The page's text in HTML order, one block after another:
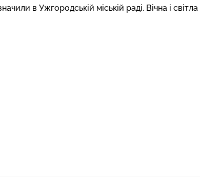
в Ужгородській міській раді. Вічна і світла